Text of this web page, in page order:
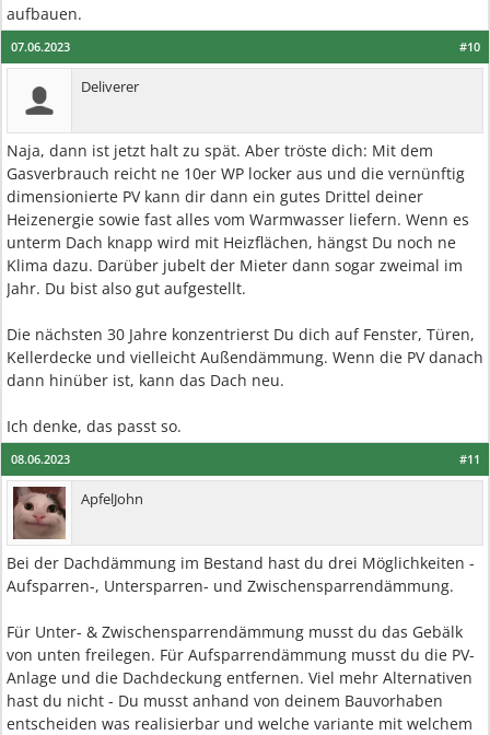
aufbauen.
#10
07.06.2023
Deliverer
Naja, dann ist jetzt halt zu spät. Aber tröste dich: Mit dem
Gasverbrauch reicht ne 10er WP locker aus und die vernünftig
dimensionierte PV kann dir dann ein gutes Drittel deiner
Heizenergie sowie fast alles vom Warmwasser liefern. Wenn es
unterm Dach knapp wird mit Heizflächen, hängst Du noch ne
Klima dazu. Darüber jubelt der Mieter dann sogar zweimal im
Jahr. Du bist also gut aufgestellt.
Die nächsten 30 Jahre konzentrierst Du dich auf Fenster, Türen,
Kellerdecke und vielleicht Außendämmung. Wenn die PV danach
dann hinüber ist, kann das Dach neu.
Ich denke, das passt so.
#11
08.06.2023
ApfelJohn
Bei der Dachdämmung im Bestand hast du drei Möglichkeiten -
Aufsparren-, Untersparren- und Zwischensparrendämmung.
Für Unter- & Zwischensparrendämmung musst du das Gebälk
von unten freilegen. Für Aufsparrendämmung musst du die PV-
Anlage und die Dachdeckung entfernen. Viel mehr Alternativen
hast du nicht - Du musst anhand von deinem Bauvorhaben
entscheiden was realisierbar und welche variante mit welchem